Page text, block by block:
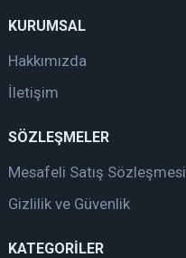
KURUMSAL
Hakkımızda
İletişim
SÖZLEŞMELER
Mesafeli Satış Sözleşmesi
Gizlilik ve Güvenlik
KATEGORİLER